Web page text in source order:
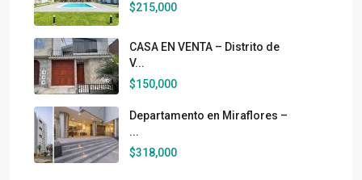
$215,000
CASA EN VENTA – Distrito de
V...
$150,000
Departamento en Miraflores –
...
$318,000